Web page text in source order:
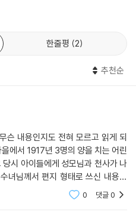
은 가정들이 파괴되고, 많은 사제들
거야. 그리고 언니는 전쟁이 일어
모님께서 말씀하신 그 빛을 보거든
상당한 영향을 미치기는 했어도
을 받은 것 같았습니다. 그에게 가
잡은 것은 우리의 영혼 내부를 깊이
룩하신 삼위, 하느님이었습니다.
에서
통 흰옷을 입은 한 부인을 보았습니
, 타는 듯한 태양빛을 받고 있을 때
티마》를 개정하여 펴냈다. 1976
어린이의 대화가 꽤 많이 나오고
담이 없는 글이다. 이번 개정판에
더욱 생생하게 전달할 수 있도록
현 사건은 일견 멀게만 느껴진다.
활과 무관하지 않다. 파티마의 성
라고 말씀하시며 세 아이들에게 세
지옥의 환시, 두 번째 계시는 전쟁
한줄평 2
추천순
슨 내용인지도 전혀 모르고 읽게 되
에서 1917년 3명의 양을 치는 어린
시 아이들에게 성모님과 천사가 나
녀님께서 편지 형태로 쓰신 내용이
다고 없는것도 아닌 이상한 상황이
0 댓글0